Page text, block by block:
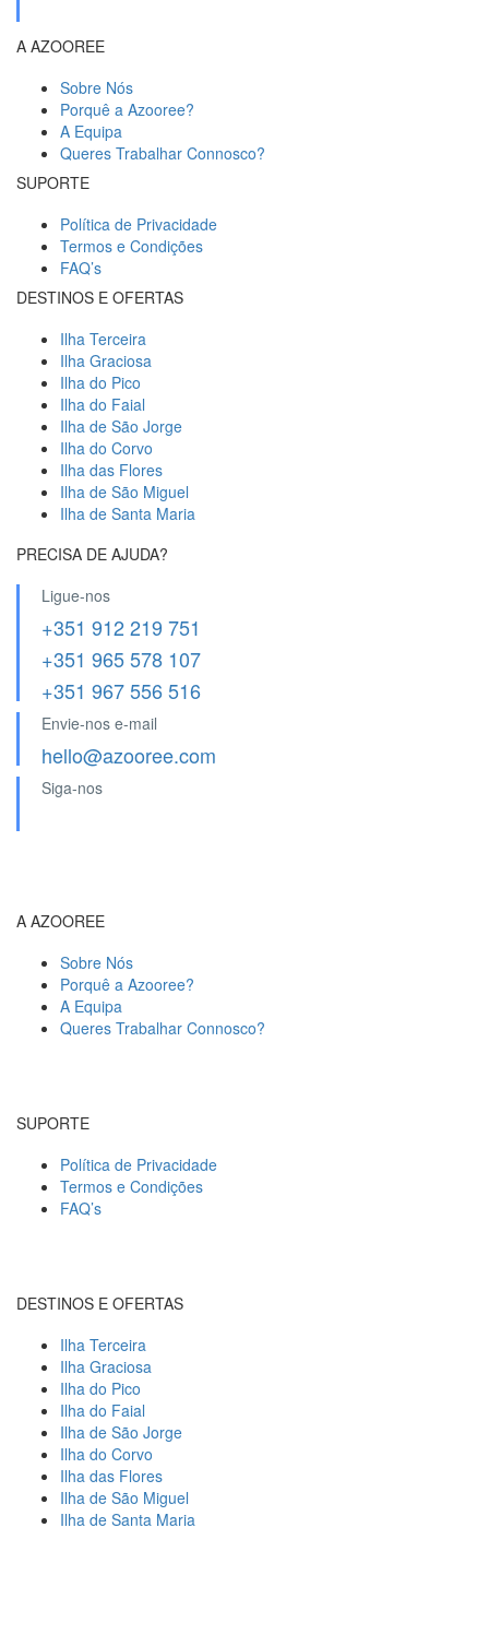
A AZOOREE
Sobre Nós
Porquê a Azooree?
A Equipa
Queres Trabalhar Connosco?
SUPORTE
Política de Privacidade
Termos e Condições
FAQ’s
DESTINOS E OFERTAS
Ilha Terceira
Ilha Graciosa
Ilha do Pico
Ilha do Faial
Ilha de São Jorge
Ilha do Corvo
Ilha das Flores
Ilha de São Miguel
Ilha de Santa Maria
PRECISA DE AJUDA?
Ligue-nos
+351 912 219 751
+351 965 578 107
+351 967 556 516
Envie-nos e-mail
hello@azooree.com
Siga-nos
A AZOOREE
Sobre Nós
Porquê a Azooree?
A Equipa
Queres Trabalhar Connosco?
SUPORTE
Política de Privacidade
Termos e Condições
FAQ’s
DESTINOS E OFERTAS
Ilha Terceira
Ilha Graciosa
Ilha do Pico
Ilha do Faial
Ilha de São Jorge
Ilha do Corvo
Ilha das Flores
Ilha de São Miguel
Ilha de Santa Maria